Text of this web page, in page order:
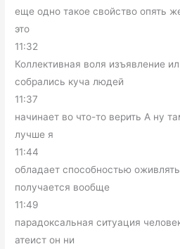
еще одно такое свойство опять
это
11:32
Коллективная воля изъявление
собрались куча людей
11:37
начинает во что-то верить А ну
лучше я
11:44
обладает способностью
получается вообще
11:49
парадоксальная ситуация
атеист он ни